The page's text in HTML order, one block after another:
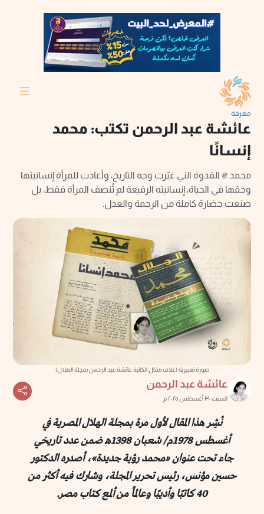
معرفة
عائشة عبد الرحمن تكتب: محمد
إنسانًا
محمد ﷺ القدوة التي غيّرت وجه التاريخ، وأعادت للمرأة إنسانيتها
وحقها في الحياة، إنسانيته الرفيعة لم تُنصف المرأة فقط، بل
صنعت حضارة كاملة من الرحمة والعدل.
صورة تعبيرية (غلاف مقال الكاتبة عائشة عبد الرحمن بمجلة الهلال)
عائشة عبد الرحمن
السبت ٣٠ أغسطس ٢٠٢٥ م
نُشِر هذا المقال لأول مرة بمجلة الهلال المصرية في
أغسطس 1978م/ شعبان 1398هـ ضمن عدد تاريخي
جاء تحت عنوان «محمد رؤية جديدة»، أصدره الدكتور
حسين مؤنس، رئيس تحرير المجلة، وشارك فيه أكثر من
40 كاتبًا وأديبًا وعالمًا من ألمع كتاب مصر.